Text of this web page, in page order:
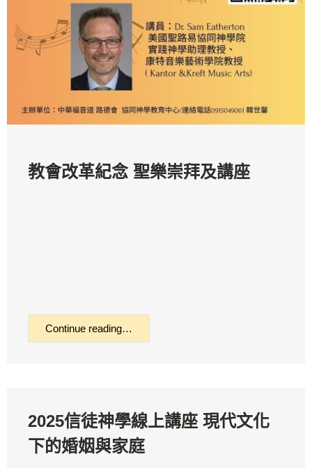
教會改革紀念 聖樂崇拜及講座
Continue reading…
2025信徒神學線上講座 現代文化
下的婚姻與家庭